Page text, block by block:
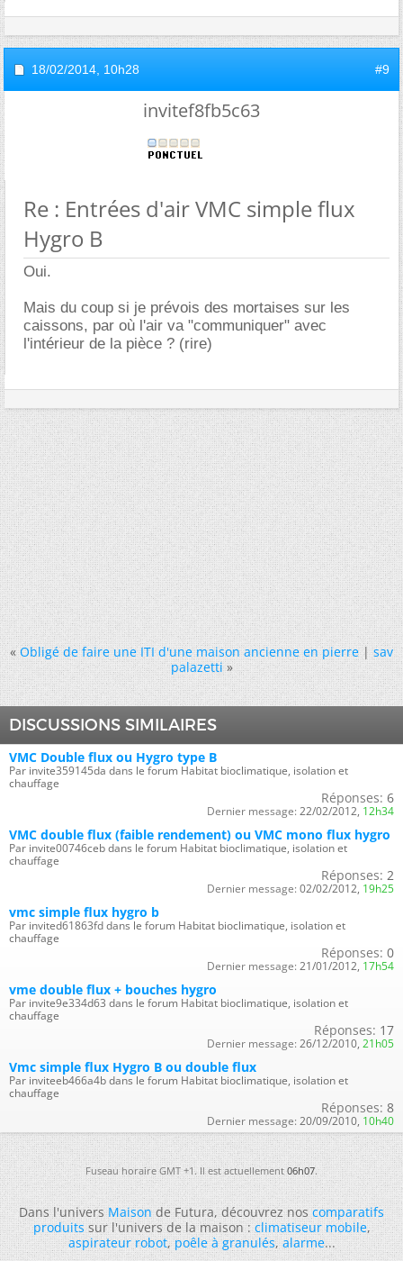
18/02/2014, 10h28 #9
invitef8fb5c63
Re : Entrées d'air VMC simple flux
Hygro B
Oui.
Mais du coup si je prévois des mortaises sur les
caissons, par où l'air va "communiquer" avec
l'intérieur de la pièce ? (rire)
« Obligé de faire une ITI d'une maison ancienne en pierre|sav
palazetti »
DISCUSSIONS SIMILAIRES
VMC Double flux ou Hygro type B
Par invite359145da dans le forum Habitat bioclimatique, isolation et
chauffage
Réponses: 6
Dernier message: 22/02/2012, 12h34
VMC double flux (faible rendement) ou VMC mono flux hygro
Par invite00746ceb dans le forum Habitat bioclimatique, isolation et
chauffage
Réponses: 2
Dernier message: 02/02/2012, 19h25
vmc simple flux hygro b
Par invited61863fd dans le forum Habitat bioclimatique, isolation et
chauffage
Réponses: 0
Dernier message: 21/01/2012, 17h54
vme double flux + bouches hygro
Par invite9e334d63 dans le forum Habitat bioclimatique, isolation et
chauffage
Réponses: 17
Dernier message: 26/12/2010, 21h05
Vmc simple flux Hygro B ou double flux
Par inviteeb466a4b dans le forum Habitat bioclimatique, isolation et
chauffage
Réponses: 8
Dernier message: 20/09/2010, 10h40
Fuseau horaire GMT +1. Il est actuellement06h07.
Dans l'universMaisonde Futura, découvrez noscomparatifs
produitssur l'univers de la maison :climatiseur mobile,
aspirateur robot,poêle à granulés,alarme...